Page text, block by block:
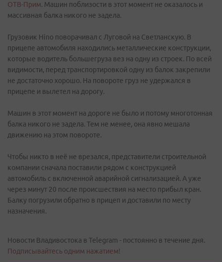
ОТВ-Прим. Машин поблизости в этот момент не оказалось и
массивная балка никого не задела.
Грузовик Hino поворачивал с Луговой на Светланскую. В
прицепе автомобиля находились металлические конструкции,
которые водитель большегруза вез на одну из строек. По всей
видимости, перед транспортировкой одну из балок закрепили
не достаточно хорошо. На повороте груз не удержался в
прицепе и вылетел на дорогу.
Машин в этот момент на дороге не было и потому многотонная
балка никого не задела. Тем не менее, она явно мешала
движению на этом повороте.
Чтобы никто в неё не врезался, представители строительной
компании сначала поставили рядом с конструкцией
автомобиль с включенной аварийной сигнализацией. А уже
через минут 20 после происшествия на место прибыл кран.
Балку погрузили обратно в прицеп и доставили по месту
назначения.
Новости Владивостока в Telegram - постоянно в течение дня.
Подписывайтесь одним нажатием!